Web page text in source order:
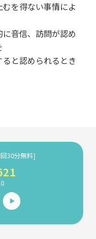
を得ない事情によ
音信、訪問が認め
と認められるとき
30分無料]